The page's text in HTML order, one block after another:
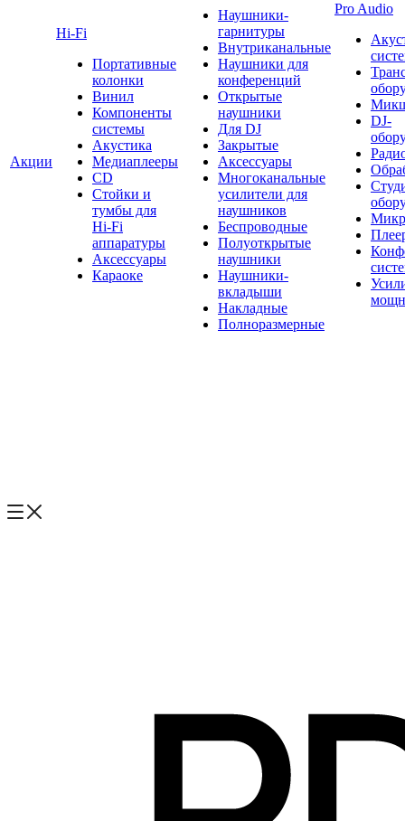
Акции
Hi-Fi
Портативные
колонки
Винил
Компоненты
системы
Акустика
Медиаплееры
CD
Стойки и
тумбы для
Hi-Fi
аппаратуры
Аксессуары
Караоке
Наушники-
гарнитуры
Внутриканальные
Наушники для
конференций
Открытые
наушники
Для DJ
Закрытые
Аксессуары
Многоканальные
усилители для
наушников
Беспроводные
Полуоткрытые
наушники
Наушники-
вкладыши
Накладные
Полноразмерные
Pro Audio
DJ-